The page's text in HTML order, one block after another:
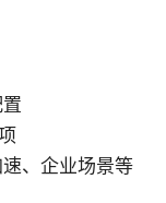
、企业场景等